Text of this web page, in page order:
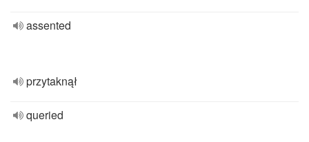
assented
przytaknął
queried